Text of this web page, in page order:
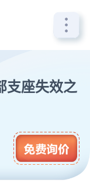
支座失效之